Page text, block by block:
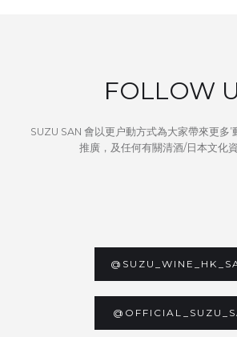
FOLLOW
SUZU SAN 會以更户動方式為大家帶來更多’
推廣，及任何有關清酒/日本文化資